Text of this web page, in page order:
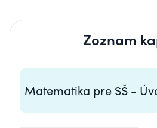
Zoznam
Matematika pre SŠ -